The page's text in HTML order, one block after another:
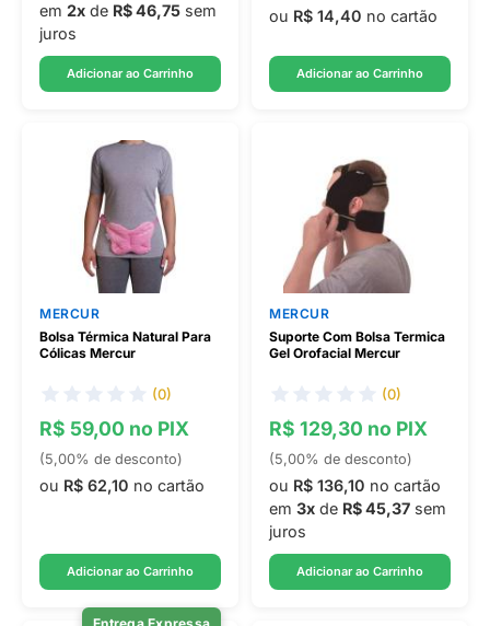
em 2x de R$ 46,75 sem
juros
Adicionar ao Carrinho
ou R$ 14,40 no cartão
Adicionar ao Carrinho
MERCUR
Bolsa Térmica Natural Para
Cólicas Mercur
(0)
R$ 59,00 no PIX
(5,00% de desconto)
ou R$ 62,10 no cartão
Adicionar ao Carrinho
MERCUR
Suporte Com Bolsa Termica
Gel Orofacial Mercur
(0)
R$ 129,30 no PIX
(5,00% de desconto)
ou R$ 136,10 no cartão
em 3x de R$ 45,37 sem
juros
Adicionar ao Carrinho